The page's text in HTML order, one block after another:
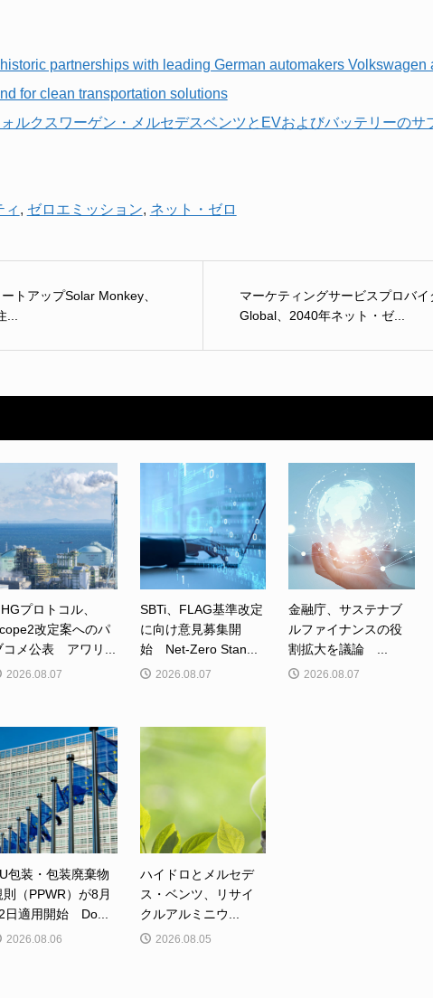
partnerships with leading German automakers Volkswagen
for clean transportation solutions
ルクスワーゲン・メルセデスベンツとEVおよびバッテリーのサ
ィ , ゼロエミッション, ネット・ゼロ
トアップSolar Monkey、
...
マーケティングサービスプロバイ
Global、2040年ネット・ゼ...
プロトコル、
改定案へのパ
コメ公表 アワリ...
2026.08.07
SBTi、FLAG基準改定
に向け意見募集開
始 Net-Zero Stan...
2026.08.07
金融庁、サステナブ
ルファイナンスの役
割拡大を議論 ...
2026.08.07
包装・包装廃棄物
則（PPWR）が8月
日適用開始 Do...
2026.08.06
ハイドロとメルセデ
ス・ベンツ、リサイ
クルアルミニウ...
2026.08.05